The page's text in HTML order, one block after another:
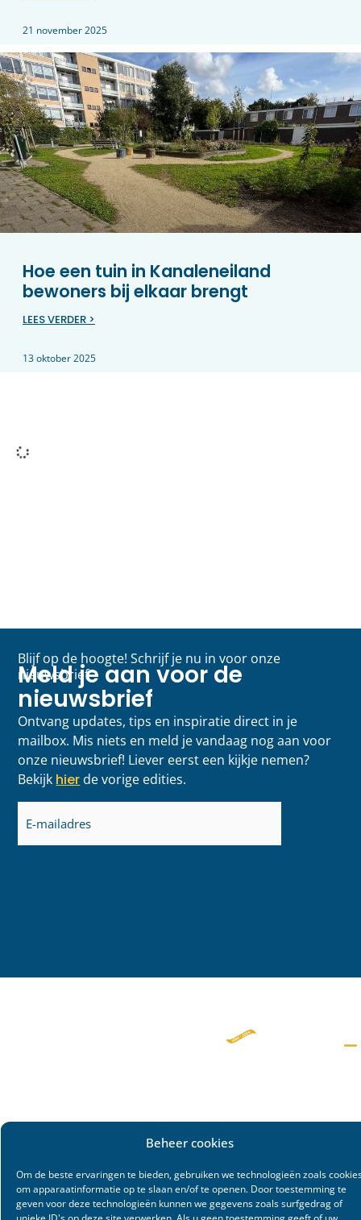
Beheer cookies
Om de beste ervaringen te bieden, gebruiken we technologieën zoals
om apparaatinformatie op te slaan en/of te openen. Door toestemming te
geven voor deze technologieën kunnen we gegevens zoals surfgedrag of
21 november 2025
Hoe een tuin in Kanaleneiland
bewoners bij elkaar brengt
LEES VERDER >
13 oktober 2025
Blijf op de hoogte! Schrijf je nu in voor onze
nieuwsbrief
Meld je aan voor de
nieuwsbrief
Ontvang updates, tips en inspiratie direct in je
mailbox. Mis niets en meld je vandaag nog aan voor
onze nieuwsbrief! Liever eerst een kijkje nemen?
Bekijk hier de vorige edities.
E-
mailadres
(Vereist)